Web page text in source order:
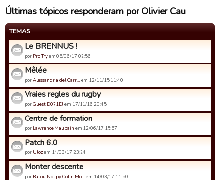
Últimas tópicos responderam por Olivier Cau
TEMAS
Le BRENNUS !
por Pro Tryem 05/06/17 02:56
Mêlée
porAlessandria del Carr… em 12/11/15 11:40
Vraies regles du rugby
porGuest D071EJ em 17/11/16 20:45
Centre de formation
por Lawrence Maupain em 12/06/17 15:57
Patch 6.0
por Ulozem 14/03/17 23:24
Monter descente
por Batou Noupy Colin Mo… em 14/03/17 11:50